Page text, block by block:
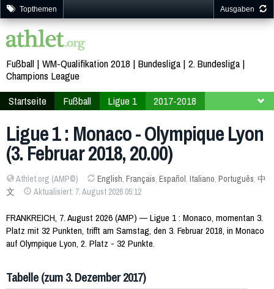
Topthemen Ausgaben
Fußball WM-Qualifikation 2018 Bundesliga 2. Bundesliga
Champions League
Startseite
Fußball Ligue 1
2017-2018
Ligue 1 : Monaco - Olympique Lyon
(3. Februar 2018, 20.00)
Athlet.org (AMP©) English, Français, Español, Italiano, Português, 中
文
Aktualisiert: 7. August 2026 05:12
FRANKREICH, 7. August 2026 (AMP) — Ligue 1 : Monaco, momentan 3.
Platz mit 32 Punkten, trifft am Samstag, den 3. Februar 2018, in Monaco
auf Olympique Lyon, 2. Platz - 32 Punkte.
Tabelle (zum 3. Dezember 2017)